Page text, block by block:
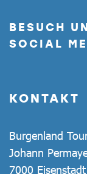
BESUCH
SOCIAL
KONTAKT
Burgenland
Johann
7000 Eisenstadt